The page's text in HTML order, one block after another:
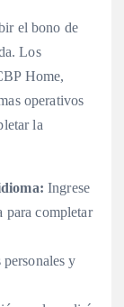
el bono de
Los
Home,
operativos
la
Ingrese
para completar
y